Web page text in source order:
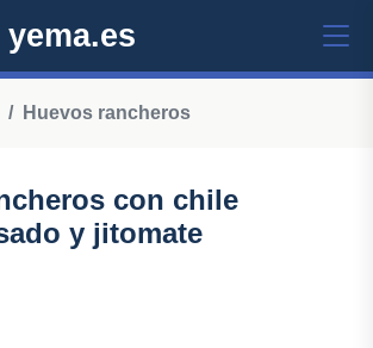
yema.es
Huevos rancheros
con chile
y jitomate